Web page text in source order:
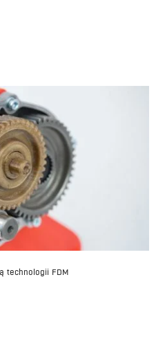
technologii FDM